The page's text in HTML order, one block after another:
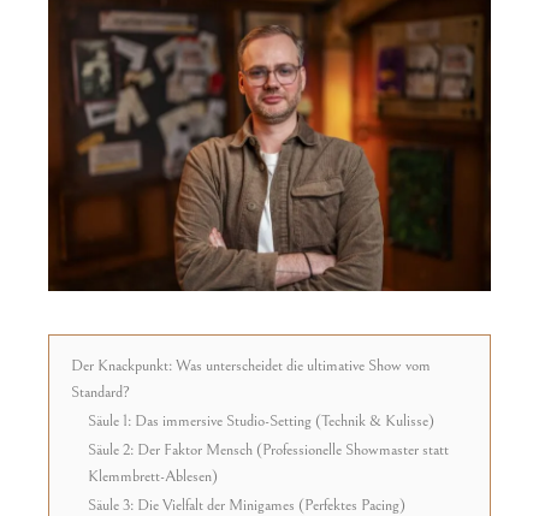
Der Knackpunkt: Was unterscheidet die ultimative Show vom
Standard?
Säule 1: Das immersive Studio-Setting (Technik & Kulisse)
Säule 2: Der Faktor Mensch (Professionelle Showmaster statt
Klemmbrett-Ablesen)
Säule 3: Die Vielfalt der Minigames (Perfektes Pacing)